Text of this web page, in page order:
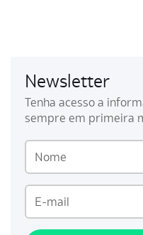
Newsletter
Tenha acesso a
sempre em primeira